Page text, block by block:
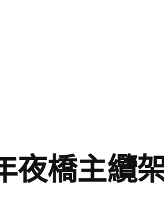
夜橋主纜